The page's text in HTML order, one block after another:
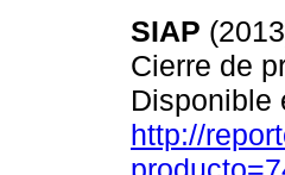
SIAP
Cierre de
Disponible
http://